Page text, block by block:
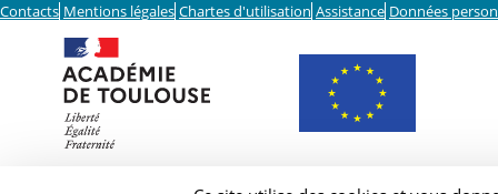
Contacts Mentions légales Chartes d'utilisation Assistance Données